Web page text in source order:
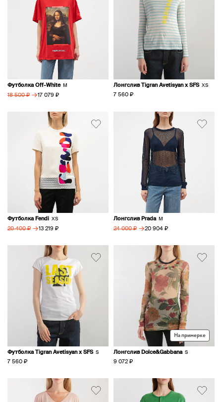
Футболка Off-White M
18 500 ₽ → 17 079 ₽
Лонгслив Tigran Avetisyan x SFS XS
7 560 ₽
Футболка Fendi XS
20 400 ₽ → 13 219 ₽
Лонгслив Prada M
24 000 ₽ → 20 904 ₽
Футболка Tigran Avetisyan x SFS S
7 560 ₽
На примерке
Лонгслив Dolce&Gabbana S
9 072 ₽